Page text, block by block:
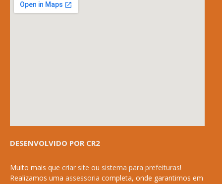
DESENVOLVIDO POR CR2
Muito mais que criar site ou sistema para prefeituras!
Realizamos uma assessoria completa, onde garantimos em